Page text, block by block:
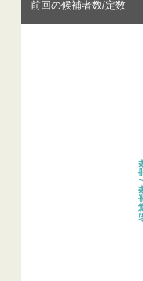
前回の候補者数/定数